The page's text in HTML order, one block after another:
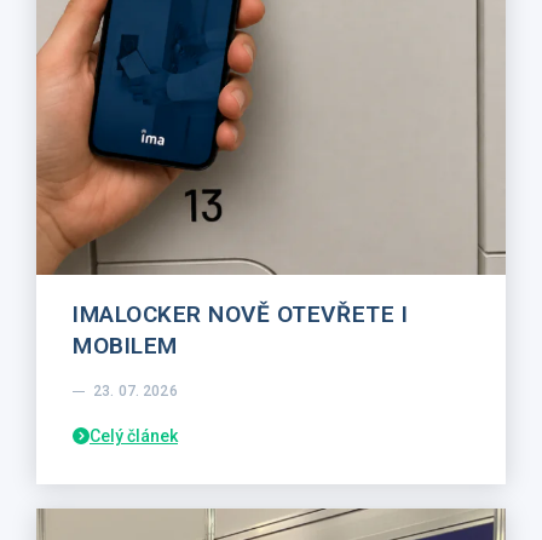
IMALOCKER NOVĚ OTEVŘETE I
MOBILEM
23. 07. 2026
Celý článek